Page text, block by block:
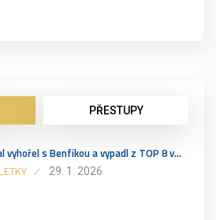
PŘESTUPY
vyhořel s Benfikou a vypadl z TOP 8 v…
29. 1. 2026